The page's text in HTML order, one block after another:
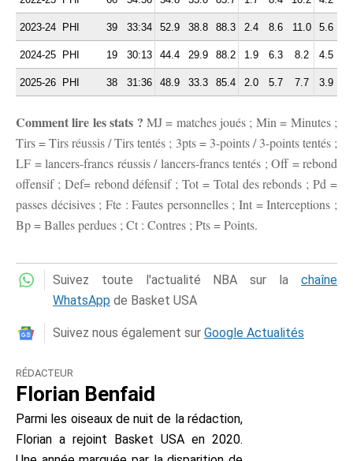
2023-24 PHI 39 33:34 52.9 38.8 88.3 2.4 8.6 11.0 5.6
2024-25 PHI 19 30:13 44.4 29.9 88.2 1.9 6.3 8.2 4.5
2025-26 PHI 38 31:36 48.9 33.3 85.4 2.0 5.7 7.7 3.9
Comment lire les stats ? MJ = matches joués ; Min = Minutes ;
Tirs = Tirs réussis / Tirs tentés ; 3pts = 3-points / 3-points tentés ;
LF = lancers-francs réussis / lancers-francs tentés ; Off = rebond
offensif ; Def= rebond défensif ; Tot = Total des rebonds ; Pd =
passes décisives ; Fte : Fautes personnelles ; Int = Interceptions ;
Bp = Balles perdues ; Ct : Contres ; Pts = Points.
Suivez toute l'actualité NBA sur la chaîne
WhatsApp de Basket USA
Suivez nous également sur Google Actualités
RÉDACTEUR
Florian Benfaid
Parmi les oiseaux de nuit de la rédaction,
Florian a rejoint Basket USA en 2020.